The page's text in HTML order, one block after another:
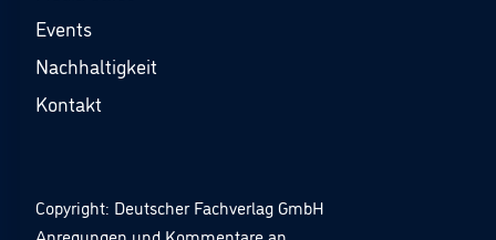
Events
Nachhaltigkeit
Kontakt
Copyright: Deutscher Fachverlag GmbH